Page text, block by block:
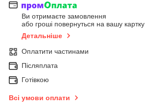
Ви отримаєте замовлення
або гроші повернуться на вашу картку
Детальніше
Оплатити частинами
Післяплата
Готівкою
Всі умови оплати